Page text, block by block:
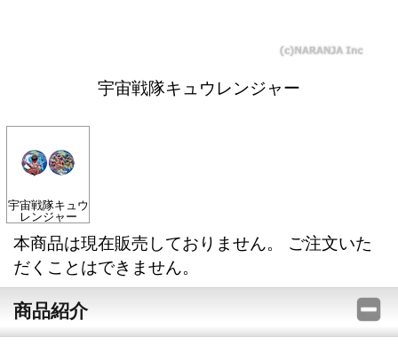
宇宙戦隊キュウレンジャー
宇宙戦隊キュウ
レンジャー
本商品は現在販売しておりません。 ご注文いた
だくことはできません。
商品紹介